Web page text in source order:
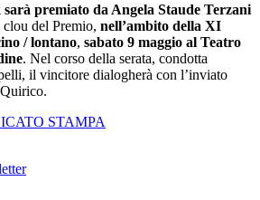
premiato da Angela Staude Terzani
clou del Premio, nell’ambito della XI
/ lontano, sabato 9 maggio al Teatro
. Nel corso della serata, condotta
il vincitore dialogherà con l’inviato
STAMPA